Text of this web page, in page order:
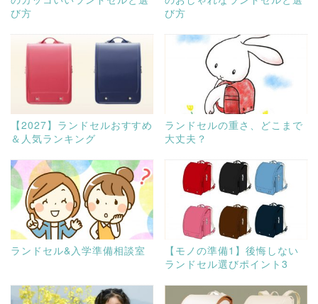
び方
び方
【2027】ランドセルおすすめ
＆人気ランキング
ランドセルの重さ、どこまで
大丈夫？
ランドセル&入学準備相談室
【モノの準備1】後悔しない
ランドセル選びポイント3